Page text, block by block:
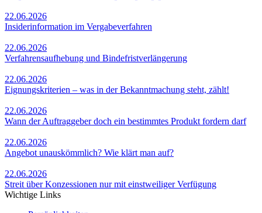
22.06.2026
Insiderinformation im Vergabeverfahren
22.06.2026
Verfahrensaufhebung und Bindefristverlängerung
22.06.2026
Eignungskriterien – was in der Bekanntmachung steht, zählt!
22.06.2026
Wann der Auftraggeber doch ein bestimmtes Produkt fordern darf
22.06.2026
Angebot unauskömmlich? Wie klärt man auf?
22.06.2026
Streit über Konzessionen nur mit einstweiliger Verfügung
Wichtige Links